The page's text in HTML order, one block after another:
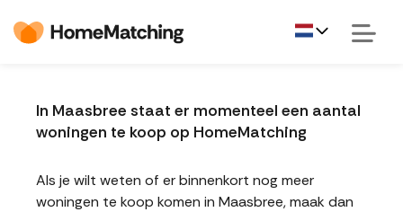
In Maasbree staat er momenteel een aantal
woningen te koop op HomeMatching
Als je wilt weten of er binnenkort nog meer
woningen te koop komen in Maasbree, maak dan